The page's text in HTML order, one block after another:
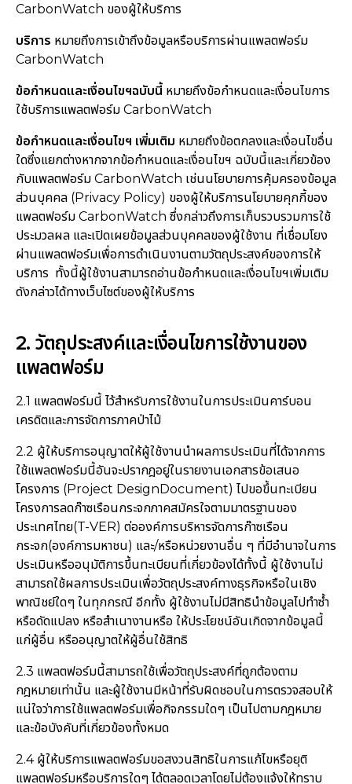
CarbonWatch ของผู้ให้บริการ
บริการ หมายถึงการเข้าถึงข้อมูลหรือบริการผ่านแพลตฟอร์ม
CarbonWatch
ข้อกำหนดและเงื่อนไขฯฉบับนี้ หมายถึงข้อกำหนดและเงื่อนไขการ
ใช้บริการแพลตฟอร์ม CarbonWatch
ข้อกำหนดและเงื่อนไขฯ เพิ่มเติม หมายถึงข้อตกลงและเงื่อนไขอื่น
ใดซึ่งแยกต่างหากจากข้อกำหนดและเงื่อนไขฯ ฉบับนี้และเกี่ยวข้อง
กับแพลตฟอร์ม CarbonWatch เช่นนโยบายการคุ้มครองข้อมูล
ส่วนบุคคล (Privacy Policy) ของผู้ให้บริการนโยบายคุกกี้ของ
แพลตฟอร์ม CarbonWatch ซึ่งกล่าวถึงการเก็บรวบรวมการใช้
ประมวลผล และเปิดเผยข้อมูลส่วนบุคคลของผู้ใช้งาน ที่เชื่อมโยง
ผ่านแพลตฟอร์มเพื่อการดำเนินงานตามวัตถุประสงค์ของการให้
บริการ ทั้งนี้ผู้ใช้งานสามารถอ่านข้อกำหนดและเงื่อนไขฯเพิ่มเติม
ดังกล่าวได้ทางเว็บไซต์ของผู้ให้บริการ
2. วัตถุประสงค์และเงื่อนไขการใช้งานของ
แพลตฟอร์ม
2.1 แพลตฟอร์มนี้ ไว้สำหรับการใช้งานในการประเมินคาร์บอน
เครดิตและการจัดการภาคป่าไม้
2.2 ผู้ให้บริการอนุญาตให้ผู้ใช้งานนำผลการประเมินที่ได้จากการ
ใช้แพลตฟอร์มนี้อันจะปรากฎอยู่ในรายงานเอกสารข้อเสนอ
โครงการ (Project DesignDocument) ไปขอขึ้นทะเบียน
โครงการลดก๊าซเรือนกระจกภาคสมัครใจตามมาตรฐานของ
ประเทศไทย(T-VER) ต่อองค์การบริหารจัดการก๊าซเรือน
กระจก(องค์การมหาชน) และ/หรือหน่วยงานอื่น ๆ ที่มีอำนาจในการ
ประเมินหรืออนุมัติการขึ้นทะเบียนที่เกี่ยวข้องได้ทั้งนี้ ผู้ใช้งานไม่
สามารถใช้ผลการประเมินเพื่อวัตถุประสงค์ทางธุรกิจหรือในเชิง
พาณิชย์ใดๆ ในทุกกรณี อีกทั้ง ผู้ใช้งานไม่มีสิทธินำข้อมูลไปทำซ้ำ
หรือดัดแปลง หรือสำเนางานหรือ ให้ประโยชน์อันเกิดจากข้อมูลนี้
แก่ผู้อื่น หรืออนุญาตให้ผู้อื่นใช้สิทธิ
2.3 แพลตฟอร์มนี้สามารถใช้เพื่อวัตถุประสงค์ที่ถูกต้องตาม
กฎหมายเท่านั้น และผู้ใช้งานมีหน้าที่รับผิดชอบในการตรวจสอบให้
แน่ใจว่าการใช้แพลตฟอร์มเพื่อกิจกรรมใดๆ เป็นไปตามกฎหมาย
และข้อบังคับที่เกี่ยวข้องทั้งหมด
2.4 ผู้ให้บริการแพลตฟอร์มขอสงวนสิทธิในการแก้ไขหรือยุติ
แพลตฟอร์มหรือบริการใดๆ ได้ตลอดเวลาโดยไม่ต้องแจ้งให้ทราบ